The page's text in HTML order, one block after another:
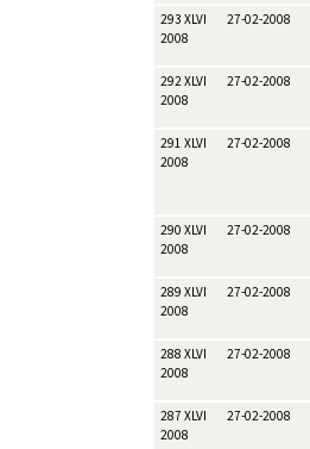
293 XLVI
2008
27-02-2008
292 XLVI
2008
27-02-2008
291 XLVI
2008
27-02-2008
290 XLVI
2008
27-02-2008
289 XLVI
2008
27-02-2008
288 XLVI
2008
27-02-2008
287 XLVI
2008
27-02-2008